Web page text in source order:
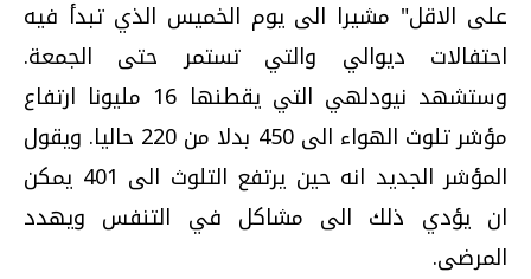
على الاقل" مشيرا الى يوم الخميس الذي تبدأ فيه
احتفالات ديوالي والتي تستمر حتى الجمعة.
وستشهد نيودلهي التي يقطنها 16 مليونا ارتفاع
مؤشر تلوث الهواء الى 450 بدلا من 220 حاليا. ويقول
المؤشر الجديد انه حين يرتفع التلوث الى 401 يمكن
ان يؤدي ذلك الى مشاكل في التنفس ويهدد
المرضى.